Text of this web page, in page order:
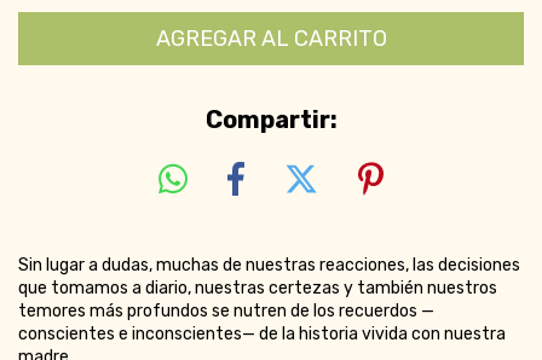
Compartir:
Sin lugar a dudas, muchas de nuestras reacciones, las decisiones
que tomamos a diario, nuestras certezas y también nuestros
temores más profundos se nutren de los recuerdos —
conscientes e inconscientes— de la historia vivida con nuestra